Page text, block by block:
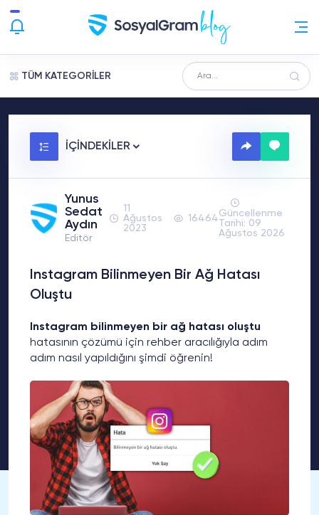
TÜM KATEGORİLER
İÇİNDEKİLER
Yunus
Sedat
Aydın
Editör
11
Ağustos
2023
16464Güncellenme
Tarihi: 09
Ağustos 2026
Instagram Bilinmeyen Bir Ağ Hatası
Oluştu
Instagram bilinmeyen bir ağ hatası oluştu
hatasının çözümü için rehber aracılığıyla adım
adım nasıl yapıldığını şimdi öğrenin!